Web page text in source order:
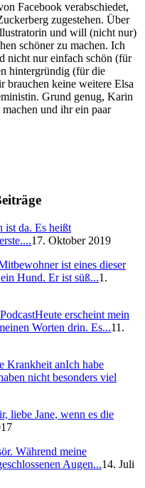
Facebook verabschiedet,
zugestehen. Über
und will (nicht nur)
schöner zu machen. Ich
nicht nur einfach schön (für
hintergründig (für die
keine weitere Elsa
Grund genug, Karin
und ihr ein paar
ist da. Es heißt
17. Oktober 2019
ist eines dieser
Hund. Er ist süß...1.
Heute erscheint mein
Worten drin. Es...11.
Krankheit anIch habe
nicht besonders viel
liebe Jane, wenn es die
Während meine
Augen...14. Juli